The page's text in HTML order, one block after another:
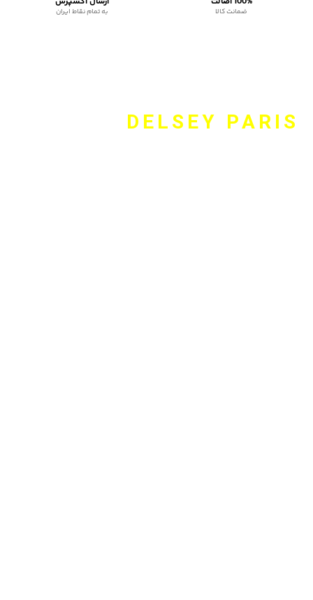
ضمانت کالا به تمام نقاط ایران
DELSEY PARIS